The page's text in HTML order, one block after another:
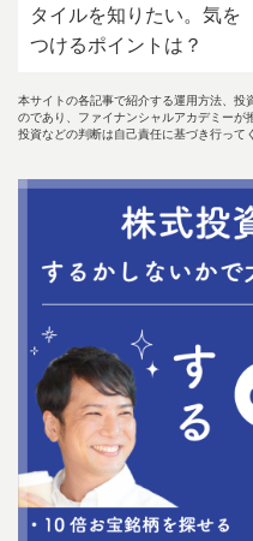
タイルを知りたい。気を
つけるポイントは？
本サイトの各記事で紹介する運用方法、
のであり、ファイナンシャルアカデミーが
投資などの判断は自己責任に基づき行って